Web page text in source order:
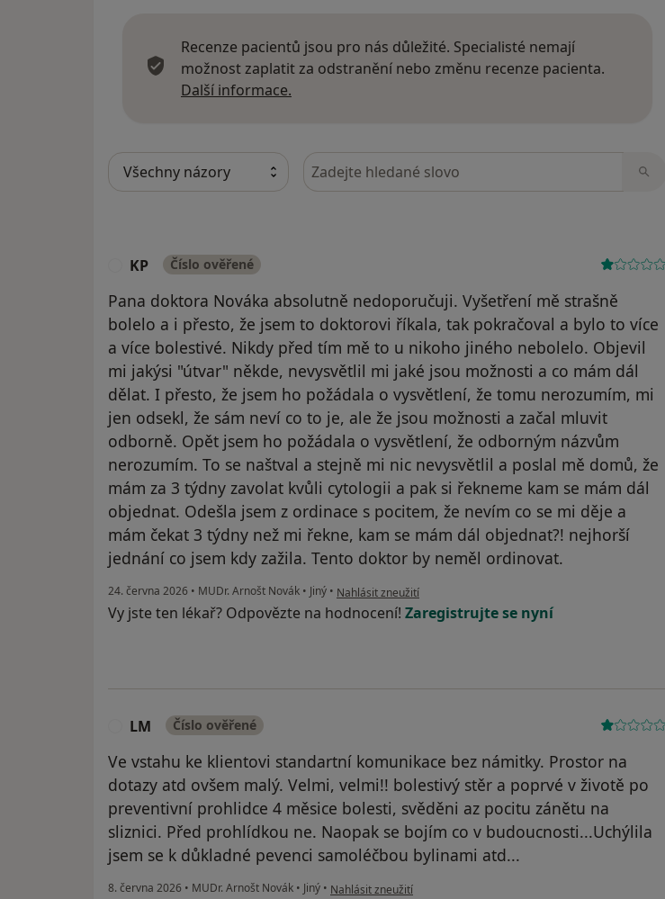
Recenze pacientů jsou pro nás důležité. Specialisté nemají
možnost zaplatit za odstranění nebo změnu recenze pacienta.
Další informace.
Hledejte v názorech
KP Číslo ověřené
Pana doktora Nováka absolutně nedoporučuji. Vyšetření mě strašně
bolelo a i přesto, že jsem to doktorovi říkala, tak pokračoval a bylo to více
a více bolestivé. Nikdy před tím mě to u nikoho jiného nebolelo. Objevil
mi jakýsi "útvar" někde, nevysvětlil mi jaké jsou možnosti a co mám dál
dělat. I přesto, že jsem ho požádala o vysvětlení, že tomu nerozumím, mi
jen odsekl, že sám neví co to je, ale že jsou možnosti a začal mluvit
odborně. Opět jsem ho požádala o vysvětlení, že odborným názvům
nerozumím. To se naštval a stejně mi nic nevysvětlil a poslal mě domů, že
mám za 3 týdny zavolat kvůli cytologii a pak si řekneme kam se mám dál
objednat. Odešla jsem z ordinace s pocitem, že nevím co se mi děje a
mám čekat 3 týdny než mi řekne, kam se mám dál objednat?! nejhorší
jednání co jsem kdy zažila. Tento doktor by neměl ordinovat.
24. června 2026 • MUDr. Arnošt Novák • Jiný • podle názoru uživatele KP
Nahlásit zneužití
Vy jste ten lékař? Odpovězte na hodnocení! Zaregistrujte se nyní
LM Číslo ověřené
Ve vstahu ke klientovi standartní komunikace bez námitky. Prostor na
dotazy atd ovšem malý. Velmi, velmi!! bolestivý stěr a poprvé v životě po
preventivní prohlidce 4 měsice bolesti, svěděni az pocitu zánětu na
sliznici. Před prohlídkou ne. Naopak se bojím co v budoucnosti...Uchýlila
jsem se k důkladné pevenci samoléčbou bylinami atd...
8. června 2026 • MUDr. Arnošt Novák • Jiný • podle názoru uživatele LM
Nahlásit zneužití